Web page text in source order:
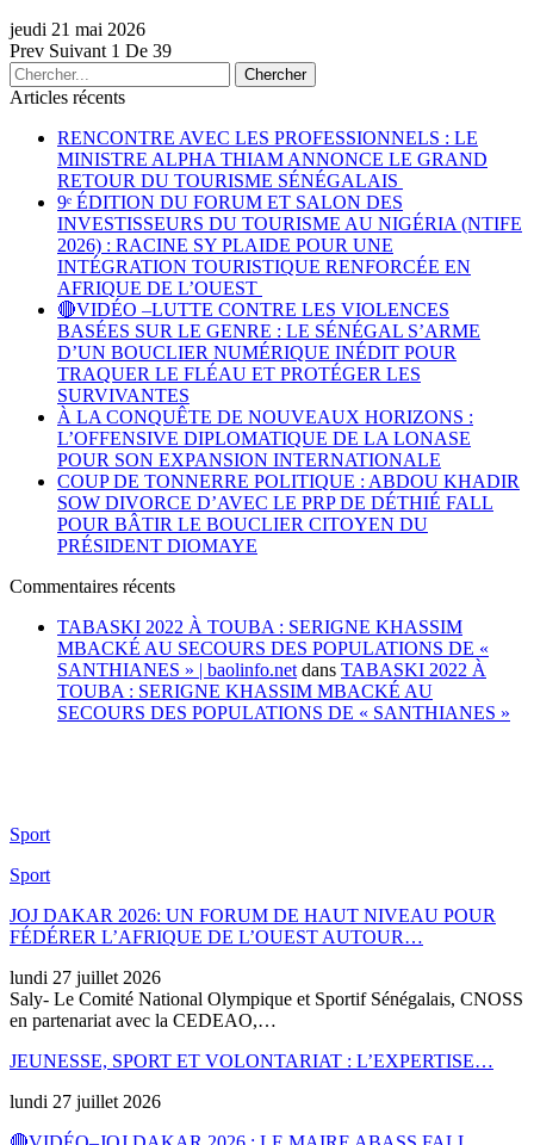
jeudi 21 mai 2026
Prev Suivant 1 De 39
Articles récents
RENCONTRE AVEC LES PROFESSIONNELS : LE
MINISTRE ALPHA THIAM ANNONCE LE GRAND
RETOUR DU TOURISME SÉNÉGALAIS
9ᵉ ÉDITION DU FORUM ET SALON DES
INVESTISSEURS DU TOURISME AU NIGÉRIA (NTIFE
2026) : RACINE SY PLAIDE POUR UNE
INTÉGRATION TOURISTIQUE RENFORCÉE EN
AFRIQUE DE L’OUEST
🔴VIDÉO –LUTTE CONTRE LES VIOLENCES
BASÉES SUR LE GENRE : LE SÉNÉGAL S’ARME
D’UN BOUCLIER NUMÉRIQUE INÉDIT POUR
TRAQUER LE FLÉAU ET PROTÉGER LES
SURVIVANTES
À LA CONQUÊTE DE NOUVEAUX HORIZONS :
L’OFFENSIVE DIPLOMATIQUE DE LA LONASE
POUR SON EXPANSION INTERNATIONALE
COUP DE TONNERRE POLITIQUE : ABDOU KHADIR
SOW DIVORCE D’AVEC LE PRP DE DÉTHIÉ FALL
POUR BÂTIR LE BOUCLIER CITOYEN DU
PRÉSIDENT DIOMAYE
Commentaires récents
TABASKI 2022 À TOUBA : SERIGNE KHASSIM
MBACKÉ AU SECOURS DES POPULATIONS DE «
SANTHIANES » | baolinfo.net dans TABASKI 2022 À
TOUBA : SERIGNE KHASSIM MBACKÉ AU
SECOURS DES POPULATIONS DE « SANTHIANES »
Sport
Sport
JOJ DAKAR 2026: UN FORUM DE HAUT NIVEAU POUR
FÉDÉRER L’AFRIQUE DE L’OUEST AUTOUR…
lundi 27 juillet 2026
Saly- Le Comité National Olympique et Sportif Sénégalais, CNOSS
en partenariat avec la CEDEAO,…
JEUNESSE, SPORT ET VOLONTARIAT : L’EXPERTISE…
lundi 27 juillet 2026